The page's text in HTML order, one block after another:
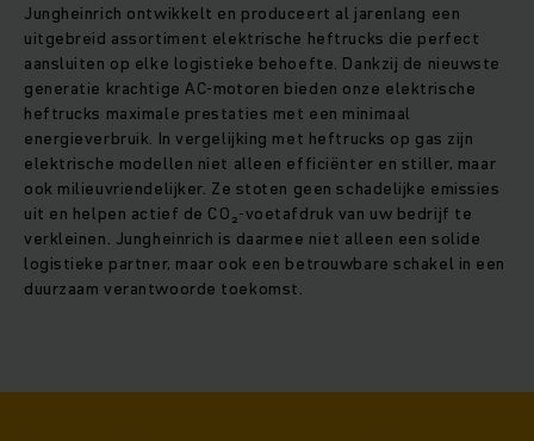
Jungheinrich ontwikkelt en produceert al jarenlang een
uitgebreid assortiment elektrische heftrucks die perfect
aansluiten op elke logistieke behoefte. Dankzij de nieuwste
generatie krachtige AC-motoren bieden onze elektrische
heftrucks maximale prestaties met een minimaal
energieverbruik. In vergelijking met heftrucks op gas zijn
elektrische modellen niet alleen efficiënter en stiller, maar
ook milieuvriendelijker. Ze stoten geen schadelijke emissies
uit en helpen actief de CO₂-voetafdruk van uw bedrijf te
verkleinen. Jungheinrich is daarmee niet alleen een solide
logistieke partner, maar ook een betrouwbare schakel in een
duurzaam verantwoorde toekomst.